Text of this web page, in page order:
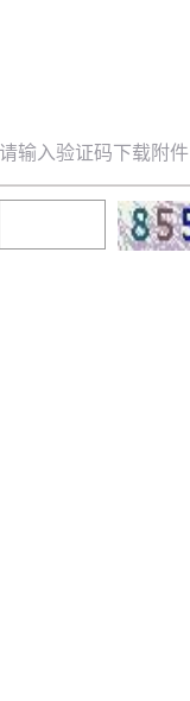
请输入验证码下载附件